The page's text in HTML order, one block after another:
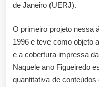
de Janeiro (UERJ).
O primeiro projeto nessa
1996 e teve como objeto
e a cobertura impressa
Naquele ano Figueiredo
quantitativa de